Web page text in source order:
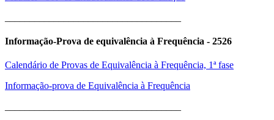
Informação-Prova de equivalência à Frequência - 2526
Calendário de Provas de Equivalência à Frequência, 1ª fase
Informação-prova de Equivalência à Frequência